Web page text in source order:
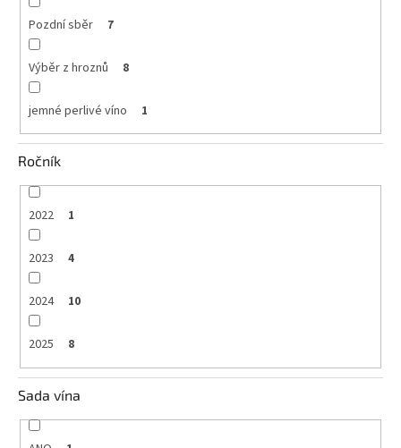
Pozdní sběr 7
Výběr z hroznů 8
jemné perlivé víno 1
Ročník
2022 1
2023 4
2024 10
2025 8
Sada vína